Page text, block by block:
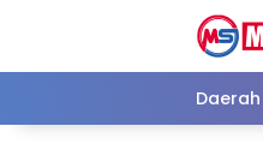
Daerah